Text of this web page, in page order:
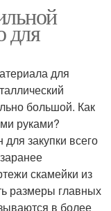
для
для
большой. Как
руками?
закупки всего
скамейки из
размеры главных
в более